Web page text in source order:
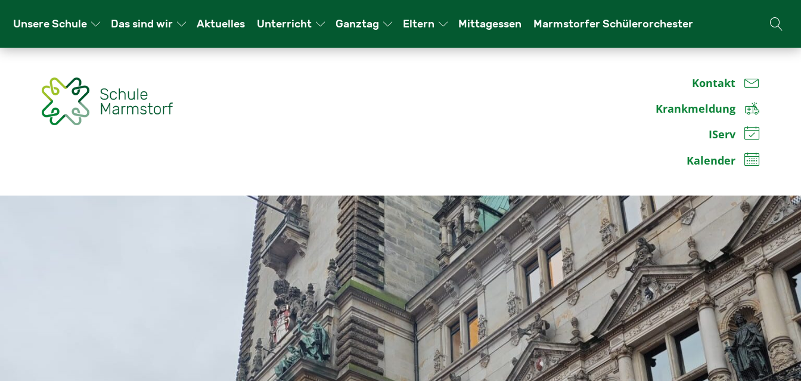
Un­se­re Schu­le Das sind wir Ak­tu­el­les Un­ter­richt Ganz­tag El­tern Mit­tag­essen Marm­stor­fer Schü­ler­or­ches­ter
Kontakt
Krankmeldung
IServ
Kalender